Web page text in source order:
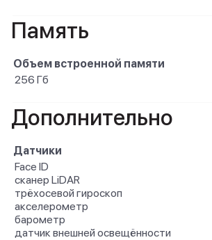
Память
Объем встроенной памяти
256 Гб
Дополнительно
Датчики
Face ID
сканер LiDAR
трёхосевой гироскоп
акселерометр
барометр
датчик внешней освещённости